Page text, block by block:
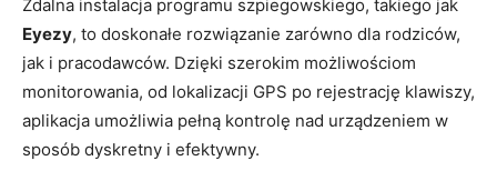
Zdalna instalacja programu szpiegowskiego, takiego jak
Eyezy, to doskonałe rozwiązanie zarówno dla rodziców,
jak i pracodawców. Dzięki szerokim możliwościom
monitorowania, od lokalizacji GPS po rejestrację klawiszy,
aplikacja umożliwia pełną kontrolę nad urządzeniem w
sposób dyskretny i efektywny.